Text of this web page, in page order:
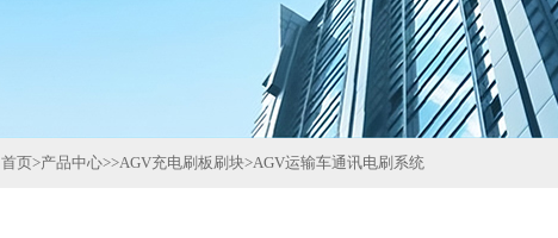
首页>产品中心>>AGV充电刷板刷块>AGV运输车通讯电刷系统